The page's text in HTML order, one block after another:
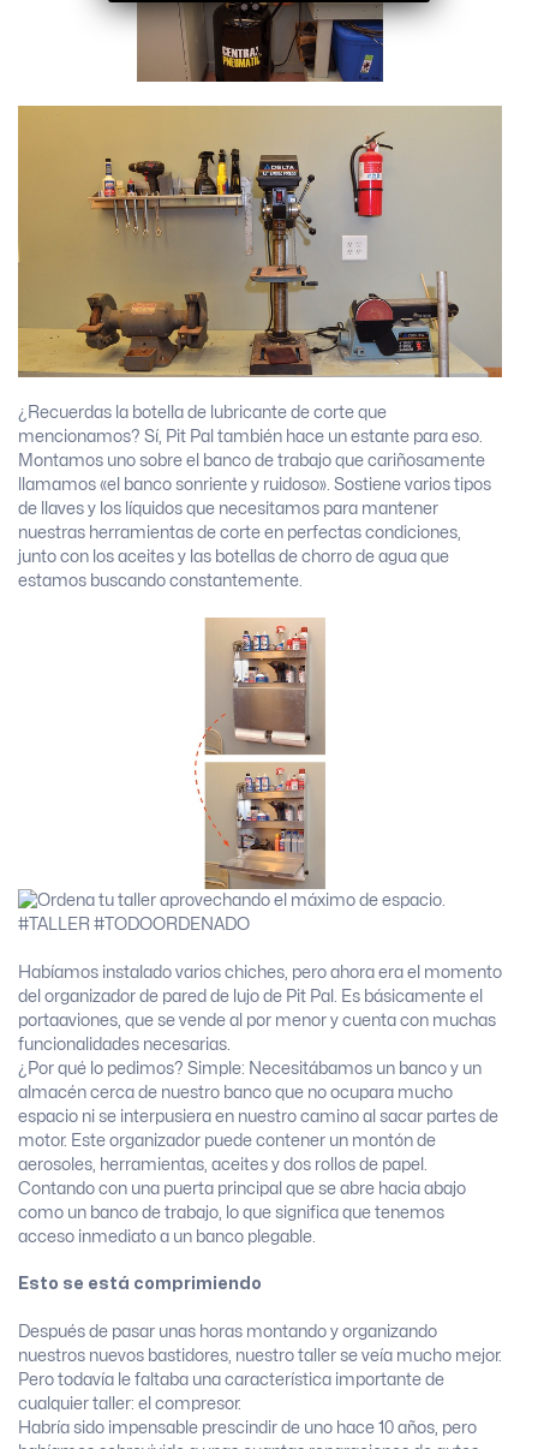
¿Recuerdas la botella de lubricante de corte que
mencionamos? Sí, Pit Pal también hace un estante para eso.
Montamos uno sobre el banco de trabajo que cariñosamente
llamamos «el banco sonriente y ruidoso». Sostiene varios tipos
de llaves y los líquidos que necesitamos para mantener
nuestras herramientas de corte en perfectas condiciones,
junto con los aceites y las botellas de chorro de agua que
estamos buscando constantemente.
Habíamos instalado varios chiches, pero ahora era el momento
del organizador de pared de lujo de Pit Pal. Es básicamente el
portaaviones, que se vende al por menor y cuenta con muchas
funcionalidades necesarias.
¿Por qué lo pedimos? Simple: Necesitábamos un banco y un
almacén cerca de nuestro banco que no ocupara mucho
espacio ni se interpusiera en nuestro camino al sacar partes de
motor. Este organizador puede contener un montón de
aerosoles, herramientas, aceites y dos rollos de papel.
Contando con una puerta principal que se abre hacia abajo
como un banco de trabajo, lo que significa que tenemos
acceso inmediato a un banco plegable.
Esto se está comprimiendo
Después de pasar unas horas montando y organizando
nuestros nuevos bastidores, nuestro taller se veía mucho mejor.
Pero todavía le faltaba una característica importante de
cualquier taller: el compresor.
Habría sido impensable prescindir de uno hace 10 años, pero